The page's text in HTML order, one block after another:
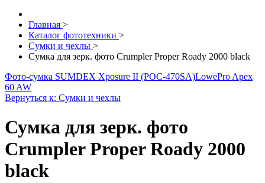
Главная >
Каталог фототехники >
Сумки и чехлы >
Сумка для зерк. фото Crumpler Proper Roady 2000 black
Фото-сумка SUMDEX Xposure II (POC-470SA)LowePro Apex
60 AW
Вернуться к: Сумки и чехлы
Сумка для зерк. фото
Crumpler Proper Roady 2000
black